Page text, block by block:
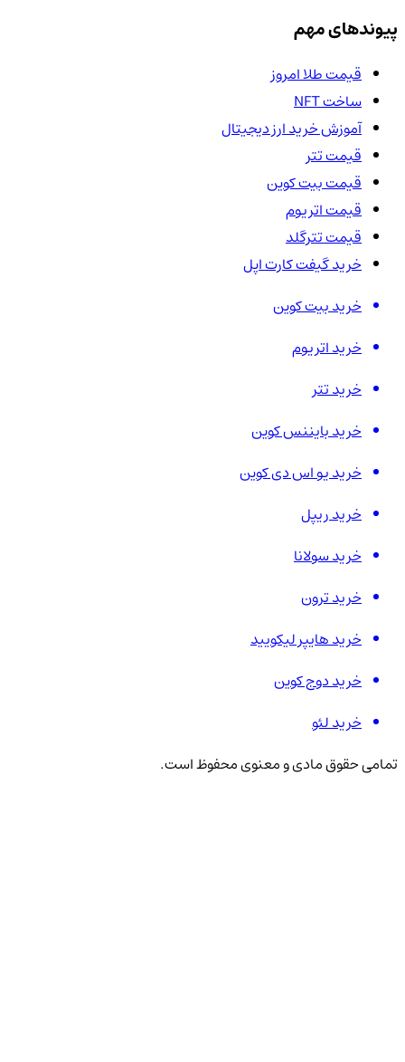
پیوندهای مهم
قیمت طلا امروز
ساخت NFT
آموزش خرید ارز دیجیتال
قیمت تتر
قیمت بیت کوین
قیمت اتریوم
قیمت تترگلد
خرید گیفت کارت اپل
خرید بیت کوین
خرید اتریوم
خرید تتر
خرید بایننس کوین
خرید یو اس دی کوین
خرید ریپل
خرید سولانا
خرید ترون
خرید هایپر لیکویید
خرید دوج کوین
خرید لئو
تمامی حقوق مادی و معنوی محفوظ است.